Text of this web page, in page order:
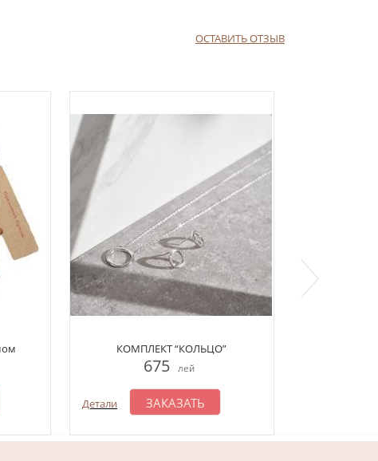
ОСТАВИТЬ ОТЗЫВ
КОМПЛЕКТ “КОЛЬЦО”
675 лей
Детали ЗАКАЗАТЬ